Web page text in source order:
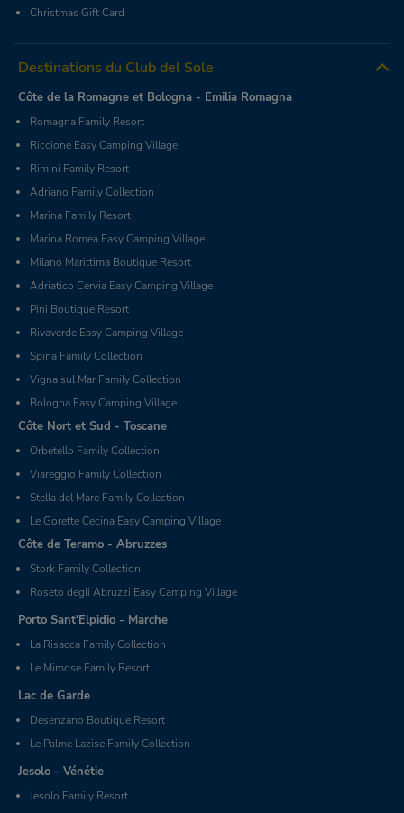
Christmas Gift Card
Destinations du Club del Sole
Côte de la Romagne et Bologna - Emilia Romagna
Romagna Family Resort
Riccione Easy Camping Village
Rimini Family Resort
Adriano Family Collection
Marina Family Resort
Marina Romea Easy Camping Village
Milano Marittima Boutique Resort
Adriatico Cervia Easy Camping Village
Pini Boutique Resort
Rivaverde Easy Camping Village
Spina Family Collection
Vigna sul Mar Family Collection
Bologna Easy Camping Village
Côte Nort et Sud - Toscane
Orbetello Family Collection
Viareggio Family Collection
Stella del Mare Family Collection
Le Gorette Cecina Easy Camping Village
Côte de Teramo - Abruzzes
Stork Family Collection
Roseto degli Abruzzi Easy Camping Village
Porto Sant'Elpidio - Marche
La Risacca Family Collection
Le Mimose Family Resort
Lac de Garde
Desenzano Boutique Resort
Le Palme Lazise Family Collection
Jesolo - Vénétie
Jesolo Family Resort